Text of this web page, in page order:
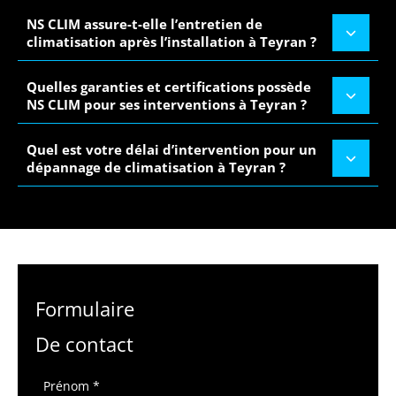
NS CLIM assure-t-elle l’entretien de
climatisation après l’installation à Teyran ?
Quelles garanties et certifications possède
NS CLIM pour ses interventions à Teyran ?
Quel est votre délai d’intervention pour un
dépannage de climatisation à Teyran ?
Formulaire
De contact
Formulaire
Prénom *